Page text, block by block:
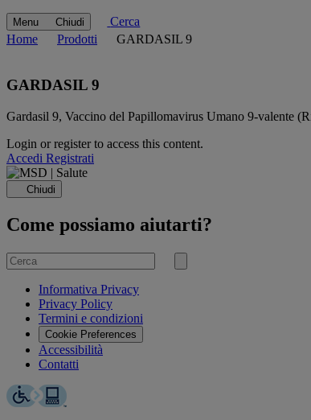
Menu Chiudi
Cerca
Home
Prodotti GARDASIL 9
GARDASIL 9
Gardasil 9, Vaccino del Papillomavirus Umano 9-valente
Login or register to access this content.
Accedi Registrati
Chiudi
Come possiamo aiutarti?
Cerca
per
Invia
Informativa Privacy
Privacy Policy
Termini e condizioni
Cookie Preferences
Accessibilità
Contatti